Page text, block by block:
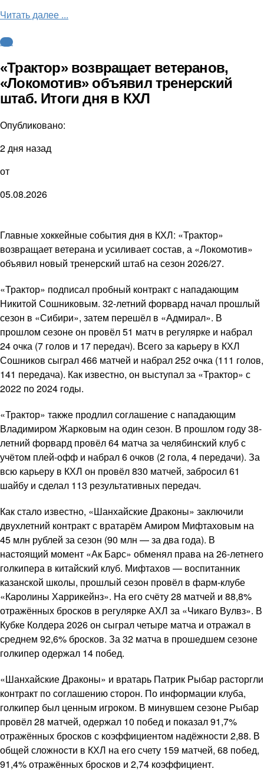
Читать далее ...
КХЛ
«Трактор» возвращает ветеранов,
«Локомотив» объявил тренерский
штаб. Итоги дня в КХЛ
Опубликовано:
2 дня назад
от
05.08.2026
Главные хоккейные события дня в КХЛ: «Трактор»
возвращает ветерана и усиливает состав, а «Локомотив»
объявил новый тренерский штаб на сезон 2026/27.
«Трактор» подписал пробный контракт с нападающим
Никитой Сошниковым. 32-летний форвард начал прошлый
сезон в «Сибири», затем перешёл в «Адмирал». В
прошлом сезоне он провёл 51 матч в регулярке и набрал
24 очка (7 голов и 17 передач). Всего за карьеру в КХЛ
Сошников сыграл 466 матчей и набрал 252 очка (111 голов,
141 передача). Как известно, он выступал за «Трактор» с
2022 по 2024 годы.
«Трактор» также продлил соглашение с нападающим
Владимиром Жарковым на один сезон. В прошлом году 38-
летний форвард провёл 64 матча за челябинский клуб с
учётом плей-офф и набрал 6 очков (2 гола, 4 передачи). За
всю карьеру в КХЛ он провёл 830 матчей, забросил 61
шайбу и сделал 113 результативных передач.
Как стало известно, «Шанхайские Драконы» заключили
двухлетний контракт с вратарём Амиром Мифтаховым на
45 млн рублей за сезон (90 млн — за два года). В
настоящий момент «Ак Барс» обменял права на 26-летнего
голкипера в китайский клуб. Мифтахов — воспитанник
казанской школы, прошлый сезон провёл в фарм-клубе
«Каролины Харрикейнз». На его счёту 28 матчей и 88,8%
отражённых бросков в регулярке АХЛ за «Чикаго Вулвз». В
Кубке Колдера 2026 он сыграл четыре матча и отражал в
среднем 92,6% бросков. За 32 матча в прошедшем сезоне
голкипер одержал 14 побед.
«Шанхайские Драконы» и вратарь Патрик Рыбар расторгли
контракт по соглашению сторон. По информации клуба,
голкипер был ценным игроком. В минувшем сезоне Рыбар
провёл 28 матчей, одержал 10 побед и показал 91,7%
отражённых бросков с коэффициентом надёжности 2,88. В
общей сложности в КХЛ на его счету 159 матчей, 68 побед,
91,4% отражённых бросков и 2,74 коэффициент.